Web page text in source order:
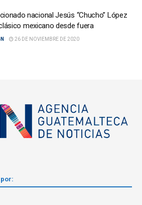
nacional Jesús “Chucho” López
mexicano desde fuera
26 DE NOVIEMBRE DE 2020